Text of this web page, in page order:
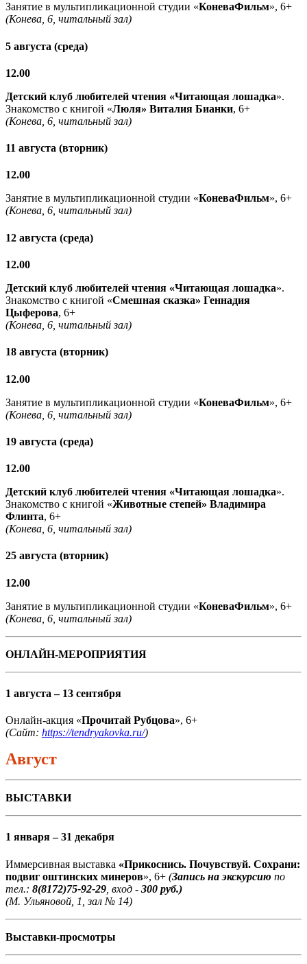
Занятие в мультипликационной студии «КоневаФильм», 6+
(Конева, 6, читальный зал)
5 августа (среда)
12.00
Детский клуб любителей чтения «Читающая лошадка».
Знакомство с книгой «Люля» Виталия Бианки, 6+
(Конева, 6, читальный зал)
11 августа (вторник)
12.00
Занятие в мультипликационной студии «КоневаФильм», 6+
(Конева, 6, читальный зал)
12 августа (среда)
12.00
Детский клуб любителей чтения «Читающая лошадка».
Знакомство с книгой «Смешная сказка» Геннадия
Цыферова, 6+
(Конева, 6, читальный зал)
18 августа (вторник)
12.00
Занятие в мультипликационной студии «КоневаФильм», 6+
(Конева, 6, читальный зал)
19 августа (среда)
12.00
Детский клуб любителей чтения «Читающая лошадка».
Знакомство с книгой «Животные степей» Владимира
Флинта, 6+
(Конева, 6, читальный зал)
25 августа (вторник)
12.00
Занятие в мультипликационной студии «КоневаФильм», 6+
(Конева, 6, читальный зал)
ОНЛАЙН-МЕРОПРИЯТИЯ
1 августа – 13 сентября
Онлайн-акция «Прочитай Рубцова», 6+
(Сайт: https://tendryakovka.ru/)
Август
ВЫСТАВКИ
1 января – 31 декабря
Иммерсивная выставка «Прикоснись. Почувствуй. Сохрани:
подвиг оштинских минеров», 6+ (Запись на экскурсию по
тел.: 8(8172)75-92-29 , вход - 300 руб.)
(М. Ульяновой, 1, зал № 14)
Выставки-просмотры